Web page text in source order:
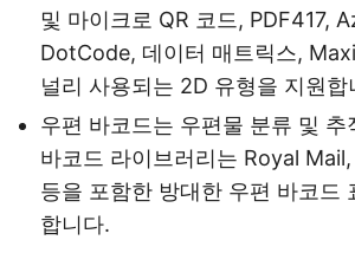
및 마이크로 QR 코드, PDF417,
DotCode, 데이터 매트릭스,
널리 사용되는 2D 유형을 지원합
우편 바코드는 우편물 분류 및 추
바코드 라이브러리는 Royal
등을 포함한 방대한 우편 바코드
합니다.